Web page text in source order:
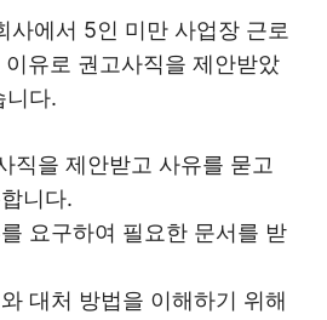
사에서 5인 미만 사업장 근로
유로 권고사직을 제안받았
니다.
직을 제안받고 사유를 묻고
니다.
요구하여 필요한 문서를 받
대처 방법을 이해하기 위해